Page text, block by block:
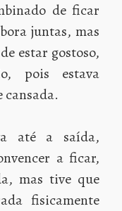
de ficar
juntas, mas
estar gostoso,
pois estava
cansada.
até a saída,
a ficar,
mas tive que
fisicamente